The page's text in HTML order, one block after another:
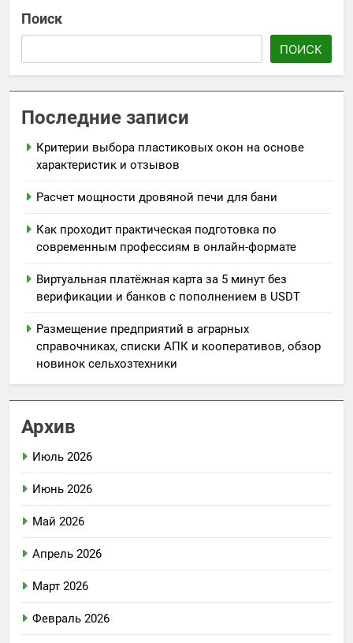
Поиск
ПОИСК
Последние записи
Критерии выбора пластиковых окон на основе
характеристик и отзывов
Расчет мощности дровяной печи для бани
Как проходит практическая подготовка по
современным профессиям в онлайн-формате
Виртуальная платёжная карта за 5 минут без
верификации и банков с пополнением в USDT
Размещение предприятий в аграрных
справочниках, списки АПК и кооперативов, обзор
новинок сельхозтехники
Архив
Июль 2026
Июнь 2026
Май 2026
Апрель 2026
Март 2026
Февраль 2026